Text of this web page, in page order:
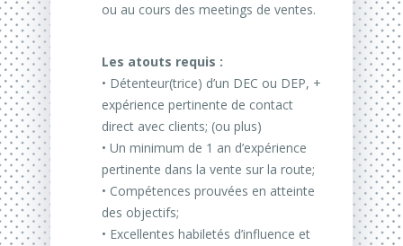
ou au cours des meetings de ventes.
Les atouts requis :
• Détenteur(trice) d’un DEC ou DEP, +
expérience pertinente de contact
direct avec clients; (ou plus)
• Un minimum de 1 an d’expérience
pertinente dans la vente sur la route;
• Compétences prouvées en atteinte
des objectifs;
• Excellentes habiletés d’influence et